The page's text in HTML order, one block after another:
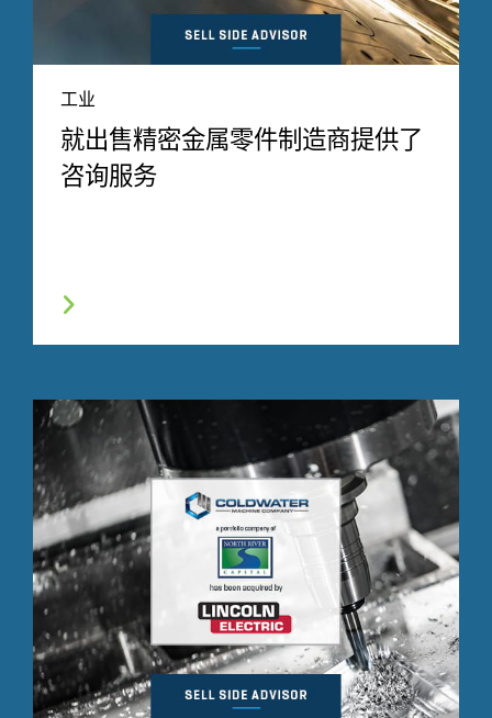
工业
就出售精密金属零件制造商提供了
咨询服务